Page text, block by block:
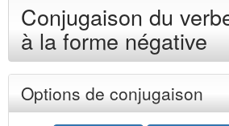
Conjugaison du
à la forme négative
Options de conjugaison